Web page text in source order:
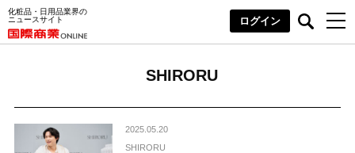
化粧品・日用品業界の
ニュースサイト
ログイン
SHIRORU
2025.05.20
SHIRORU